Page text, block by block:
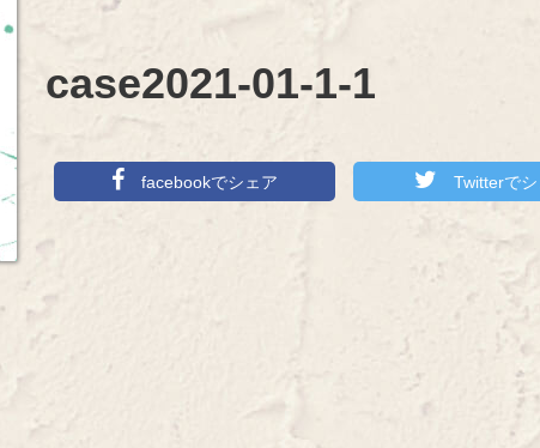
case2021-01-1-1
facebookでシェア Twitterで